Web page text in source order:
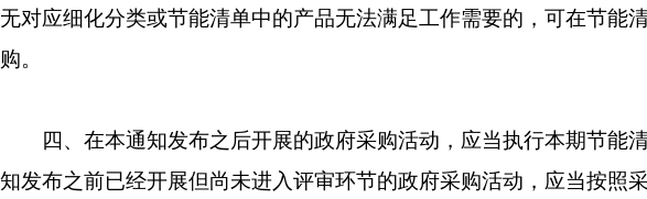
无对应细化分类或节能清单中的产品无法满足工作需要的，可在节能
购。
四、在本通知发布之后开展的政府采购活动，应当执行本期节能
知发布之前已经开展但尚未进入评审环节的政府采购活动，应当按照